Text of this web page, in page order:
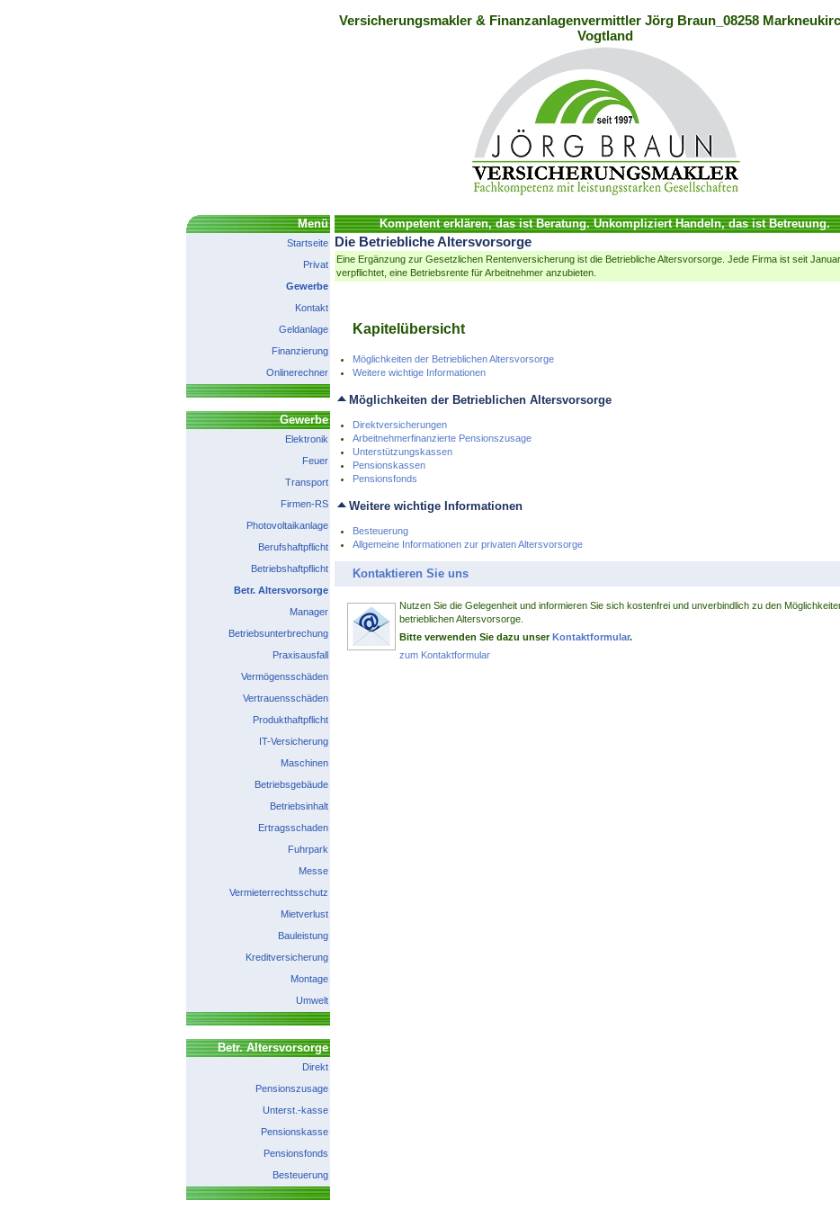
Versicherungsmakler & Finanzanlagenvermittler Jörg Braun_08258
Vogtland
Menü
Startseite
Privat
Gewerbe
Kontakt
Geldanlage
Finanzierung
Onlinerechner
Gewerbe
Elektronik
Feuer
Transport
Firmen-RS
Photovoltaikanlage
Berufshaftpflicht
Betriebshaftpflicht
Betr. Altersvorsorge
Manager
Betriebsunterbrechung
Praxisausfall
Vermögensschäden
Vertrauensschäden
Produkthaftpflicht
IT-Versicherung
Maschinen
Betriebsgebäude
Betriebsinhalt
Ertragsschaden
Fuhrpark
Messe
Vermieterrechtsschutz
Mietverlust
Bauleistung
Kreditversicherung
Montage
Umwelt
Betr. Altersvorsorge
Direkt
Pensionszusage
Unterst.-kasse
Pensionskasse
Pensionsfonds
Besteuerung
Kompetent erklären, das ist Beratung. Unkompliziert Handeln, das ist Betreuung.
Die Betriebliche Altersvorsorge
Eine Ergänzung zur Gesetzlichen Rentenversicherung ist die Betriebliche Altersvorsorge. Jede Firma ist seit
verpflichtet, eine Betriebsrente für Arbeitnehmer anzubieten.
Kapitelübersicht
Möglichkeiten der Betrieblichen Altersvorsorge
Weitere wichtige Informationen
Möglichkeiten der Betrieblichen Altersvorsorge
Direktversicherungen
Arbeitnehmerfinanzierte Pensionszusage
Unterstützungskassen
Pensionskassen
Pensionsfonds
Weitere wichtige Informationen
Besteuerung
Allgemeine Informationen zur privaten Altersvorsorge
Kontaktieren Sie uns
Nutzen Sie die Gelegenheit und informieren Sie sich kostenfrei und unverbindlich zu den
betrieblichen Altersvorsorge.
Bitte verwenden Sie dazu unserKontaktformular.
zum Kontaktformular